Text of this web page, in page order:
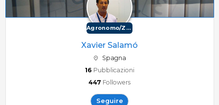
Agronomo/Zootecnico
Xavier Salamó
Spagna
16 Pubblicazioni
447 Followers
Seguire